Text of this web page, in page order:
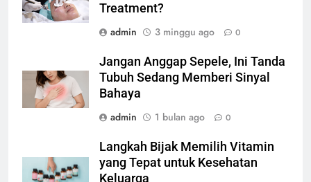
Treatment?
admin
3 minggu ago 0
Jangan Anggap Sepele, Ini Tanda
Tubuh Sedang Memberi Sinyal
Bahaya
admin
1 bulan ago 0
Langkah Bijak Memilih Vitamin
yang Tepat untuk Kesehatan
Keluarga